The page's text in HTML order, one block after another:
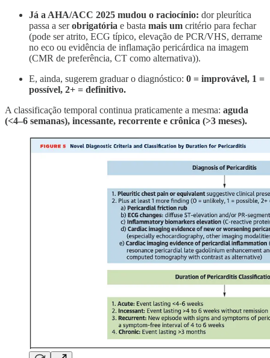
Já a AHA/ACC 2025 mudou o raciocínio: dor pleurítica
passa a serobrigatória e basta mais um critério para fechar
(pode ser atrito, ECG típico, elevação de PCR/VHS, derrame
no eco ou evidência de inflamação pericárdica na imagem
(CMR de preferência, CT como alternativa)).
E, ainda, sugerem graduar o diagnóstico: 0 = improvável, 1 =
possível, 2+ = definitivo.
A classificação temporal continua praticamente a mesma: aguda
(<4–6 semanas), incessante, recorrente e crônica (>3 meses).